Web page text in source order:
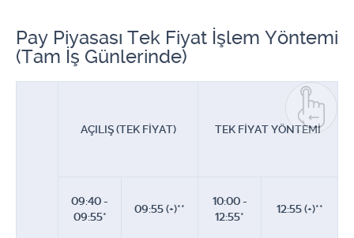
Pay Piyasası Tek Fiyat İşlem Yöntemi
(Tam İş Günlerinde)
AÇILIŞ (TEK FİYAT) TEK FİYAT YÖNTEMİ
09:40 -
09:55*
09:55 (+)**
10:00 -
12:55*
12:55 (+)**